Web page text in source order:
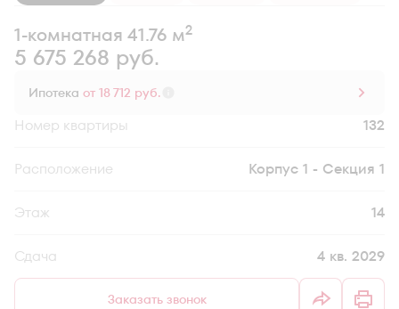
1-комнатная 41.76 м2
5 675 268 руб.
Ипотека от 18 712 руб.
Номер квартиры 132
Секция Корпус 1 - Секция 1
Этаж 14
Сдача 4 кв. 2029
Заказать звонок